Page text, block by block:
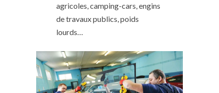
agricoles, camping-cars, engins
de travaux publics, poids
lourds…